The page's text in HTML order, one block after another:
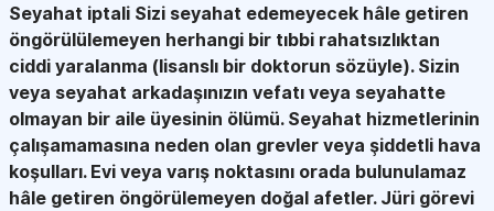
Seyahat iptali Sizi seyahat edemeyecek hâle getiren
öngörülülemeyen herhangi bir tıbbi rahatsızlıktan
ciddi yaralanma (lisanslı bir doktorun sözüyle). Sizin
veya seyahat arkadaşınızın vefatı veya seyahatte
olmayan bir aile üyesinin ölümü. Seyahat hizmetlerinin
çalışamamasına neden olan grevler veya şiddetli hava
koşulları. Evi veya varış noktasını orada bulunulamaz
hâle getiren öngörülemeyen doğal afetler. Jüri görevi